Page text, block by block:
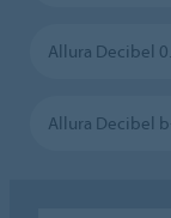
Allura Decibel
Allura Decibel